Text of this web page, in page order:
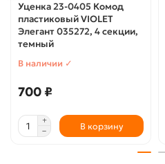
Уценка 23-0405 Комод
пластиковый VIOLET
Элегант 035272, 4 секции,
темный
В наличии ✓
700 ₽
В корзину